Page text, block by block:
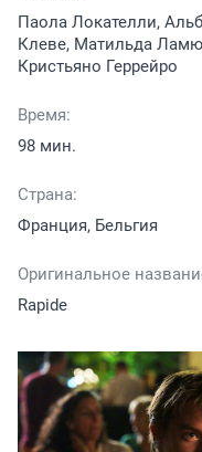
Паола Локателли,
Клеве, Матильда
Кристьяно Геррейро
Время:
98 мин.
Страна:
Франция, Бельгия
Оригинальное
Rapide